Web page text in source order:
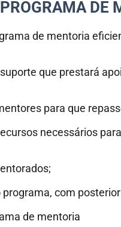
DE
de mentoria
que prestará
para que
necessários
com
de mentoria